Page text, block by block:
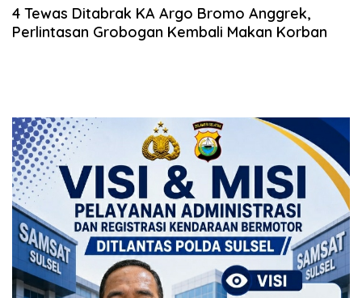
4 Tewas Ditabrak KA Argo Bromo Anggrek,
Perlintasan Grobogan Kembali Makan Korban